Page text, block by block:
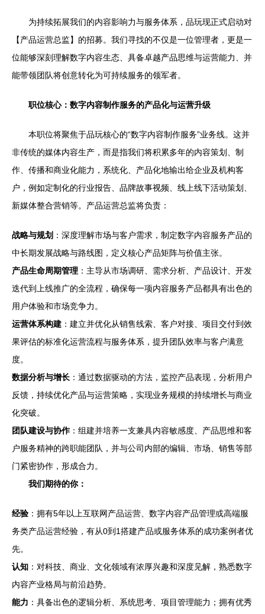
为持续拓展我们的内容影响力与服务体系，品玩现正式启动对
【产品运营总监】的招募。我们寻找的不仅是一位管理者，更是一
位能够深刻理解数字内容生态、具备卓越产品思维与运营能力、并
能带领团队将创意转化为可持续服务的领军者。
职位核心：数字内容制作服务的产品化与运营升级
本职位将聚焦于品玩核心的“数字内容制作服务”业务线。这并
非传统的媒体内容生产，而是指我们将积累多年的内容策划、制
作、传播和商业化能力，系统化、产品化地输出给企业及机构客
户，例如定制化的行业报告、品牌故事视频、线上线下活动策划、
新媒体整合营销等。产品运营总监将负责：
战略与规划 ：深度理解市场与客户需求，制定数字内容服务产品的
中长期发展战略与路线图，定义核心产品矩阵与价值主张。
产品生命周期管理 ：主导从市场调研、需求分析、产品设计、开发
迭代到上线推广的全流程，确保每一项内容服务产品都具有出色的
用户体验和市场竞争力。
运营体系构建 ：建立并优化从销售线索、客户对接、项目交付到效
果评估的标准化运营流程与服务体系，提升团队效率与客户满意
度。
数据分析与增长 ：通过数据驱动的方法，监控产品表现，分析用户
反馈，持续优化产品与运营策略，实现业务规模的持续增长与商业
化突破。
团队建设与协作：组建并培养一支兼具内容敏感度、产品思维和客
户服务精神的跨职能团队，并与公司内部的编辑、市场、销售等部
门紧密协作，形成合力。
我们期待的你：
经验 ：拥有5年以上互联网产品运营、数字内容产品管理或高端服
务类产品运营经验，有从0到1搭建产品或服务体系的成功案例者优
先。
认知 ：对科技、商业、文化领域有浓厚兴趣和深度见解，熟悉数字
内容产业格局与前沿趋势。
能力 ：具备出色的逻辑分析、系统思考、项目管理能力；拥有优秀